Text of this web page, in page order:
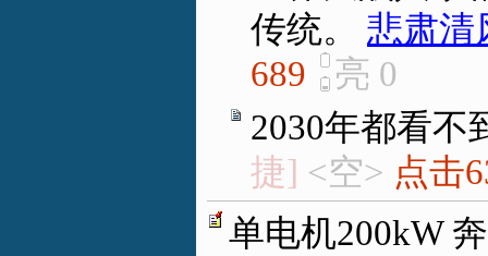
传统。
悲肃清
689
亮 0
2030年都看不
捷] <空> 点击
单电机200kW